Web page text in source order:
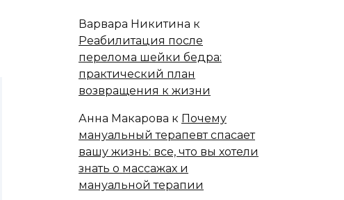
Варвара Никитина к
Реабилитация после
перелома шейки бедра:
практический план
возвращения к жизни
Анна Макарова к Почему
мануальный терапевт спасает
вашу жизнь: все, что вы хотели
знать о массажах и
мануальной терапии